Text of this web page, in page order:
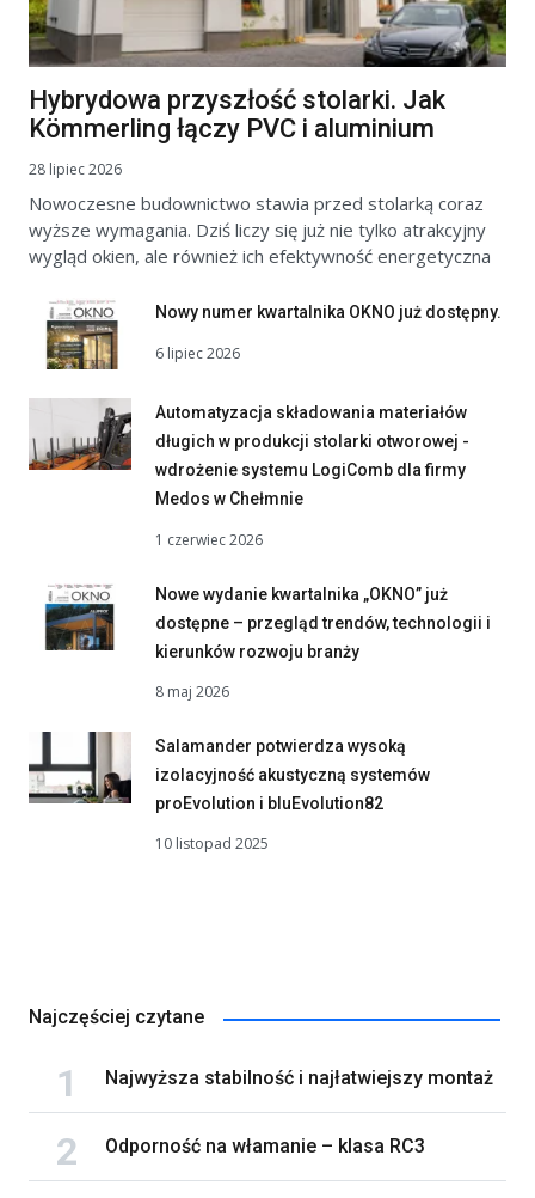
Hybrydowa przyszłość stolarki. Jak
Kömmerling łączy PVC i aluminium
28 lipiec 2026
Nowoczesne budownictwo stawia przed stolarką coraz
wyższe wymagania. Dziś liczy się już nie tylko atrakcyjny
wygląd okien, ale również ich efektywność energetyczna
Nowy numer kwartalnika OKNO już dostępny.
6 lipiec 2026
Automatyzacja składowania materiałów
długich w produkcji stolarki otworowej -
wdrożenie systemu LogiComb dla firmy
Medos w Chełmnie
1 czerwiec 2026
Nowe wydanie kwartalnika „OKNO” już
dostępne – przegląd trendów, technologii i
kierunków rozwoju branży
8 maj 2026
Salamander potwierdza wysoką
izolacyjność akustyczną systemów
proEvolution i bluEvolution82
10 listopad 2025
Najczęściej czytane
Najwyższa stabilność i najłatwiejszy montaż
Odporność na włamanie – klasa RC3